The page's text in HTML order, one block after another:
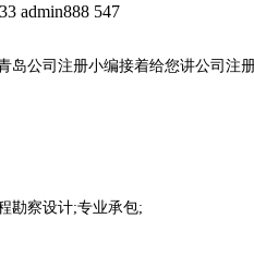
admin888 547
岛公司注册小编接着给您讲公司注
勘察设计;专业承包;